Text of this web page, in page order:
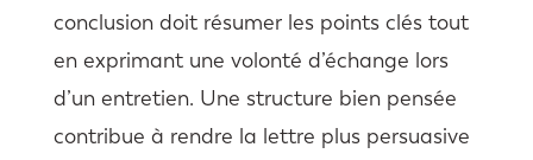
conclusion doit résumer les points clés tout
en exprimant une volonté d’échange lors
d’un entretien. Une structure bien pensée
contribue à rendre la lettre plus persuasive